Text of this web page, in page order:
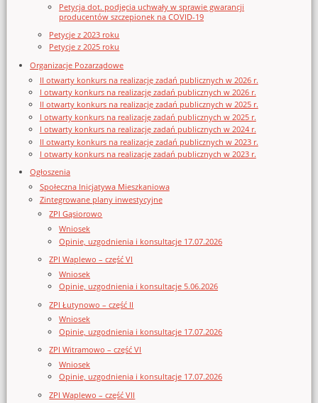
Petycja dot. podjęcia uchwały w sprawie gwarancji
producentów szczepionek na COVID-19
Petycje z 2023 roku
Petycje z 2025 roku
Organizacje Pozarządowe
II otwarty konkurs na realizację zadań publicznych w 2026 r.
I otwarty konkurs na realizację zadań publicznych w 2026 r.
II otwarty konkurs na realizację zadań publicznych w 2025 r.
I otwarty konkurs na realizację zadań publicznych w 2025 r.
I otwarty konkurs na realizację zadań publicznych w 2024 r.
II otwarty konkurs na realizację zadań publicznych w 2023 r.
I otwarty konkurs na realizację zadań publicznych w 2023 r.
Ogłoszenia
Społeczna Inicjatywa Mieszkaniowa
Zintegrowane plany inwestycyjne
ZPI Gąsiorowo
Wniosek
Opinie, uzgodnienia i konsultacje 17.07.2026
ZPI Waplewo – część VI
Wniosek
Opinie, uzgodnienia i konsultacje 5.06.2026
ZPI Łutynowo – część II
Wniosek
Opinie, uzgodnienia i konsultacje 17.07.2026
ZPI Witramowo – część VI
Wniosek
Opinie, uzgodnienia i konsultacje 17.07.2026
ZPI Waplewo – część VII